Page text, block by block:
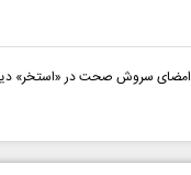
امضای سروش صحت در «استخر»